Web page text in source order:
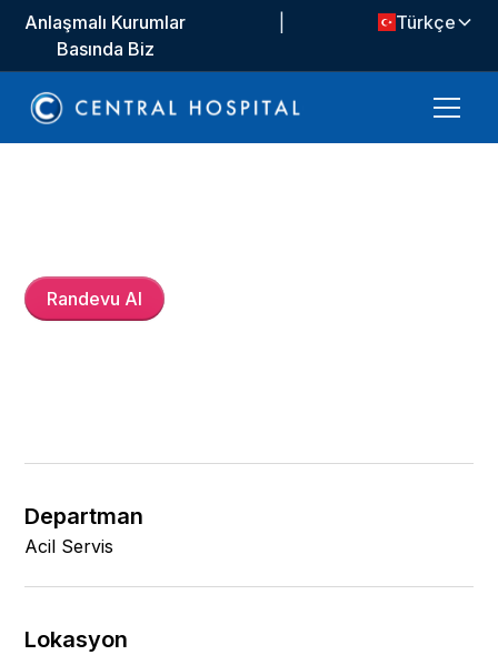
Anlaşmalı Kurumlar
Basında Biz
Türkçe
Randevu Al
Departman
Acil Servis
Lokasyon